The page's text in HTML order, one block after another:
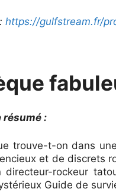
https://gulfstream.fr/
résumé :
trouve-t-on dans
et de discrets
directeur-rockeur
Guide de